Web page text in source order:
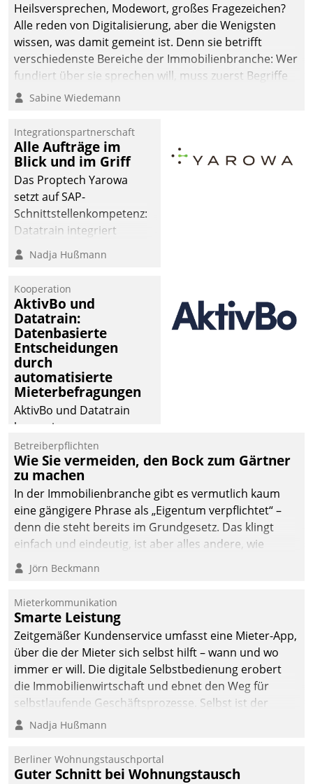
Heilsversprechen, Modewort, großes Fragezeichen?
Alle reden von Digitalisierung, aber die Wenigsten
wissen, was damit gemeint ist. Denn sie betrifft
verschiedenste Bereiche der Immobilienbranche: Wer
fundiert über sie sprechen will, muss zuerst Begriffe
klären. Ein Aspekt ist die betriebliche Optimierung:
Einsparungen durch optimierte und automatisierte
Prozesse. Doch man darf nicht zu viel erwarten: Allein
mit der Einführung einer neuen Software ist es nicht
getan. Die Digitalisierung erfordert von Unternehmen
die Bereitschaft, sich zu überprüfen, zu hinterfragen
und zu verändern.
Sabine Wiedemann
Integrationspartnerschaft
Alle Aufträge im
Blick und im Griff
Das Proptech Yarowa
setzt auf SAP-
Schnittstellenkompetenz:
Datatrain integriert
Yarowas Portal zur
Vergabe und Verwaltung
operativen
Instandhaltung in die
SAP-Systemlandschaft
deutscher
Wohnungsunternehmen
– und beschleunigt damit
den Weg vom
Mieteranliegen zum
Nadja Hußmann
Kooperation
AktivBo und
Datatrain:
Datenbasierte
Entscheidungen
durch
automatisierte
Mieterbefragungen
AktivBo und Datatrain
kooperieren –
Immobilienunternehmen
profitieren: Die nahtlose
Integration der Lösungen
von AktivBo und
Datatrain ermöglicht
automatisiert ausgelöste,
zielgerichtete
Mieterbefragungen – eine
starke Grundlage für
intelligente,
datengestützte
Entscheidungen.
Betreiberpflichten
Wie Sie vermeiden, den Bock zum Gärtner
zu machen
In der Immobilienbranche gibt es vermutlich kaum
eine gängigere Phrase als „Eigentum verpflichtet“ –
denn die steht bereits im Grundgesetz. Das klingt
einfach und eindeutig, ist aber alles andere, wie
Branchenbeschäftigte wissen. Denn mit der
Verantwortung folgen Verpflichtungen.
Jörn Beckmann
Mieterkommunikation
Smarte Leistung
Zeitgemäßer Kundenservice umfasst eine Mieter-App,
über die der Mieter sich selbst hilft – wann und wo
immer er will. Die digitale Selbstbedienung erobert
die Immobilienwirtschaft und ebnet den Weg für
selbstlaufende Geschäftsprozesse. Selbst ist der
Kunde und smart der Serviceanbieter.
Nadja Hußmann
Berliner Wohnungstauschportal
Guter Schnitt bei Wohnungstausch